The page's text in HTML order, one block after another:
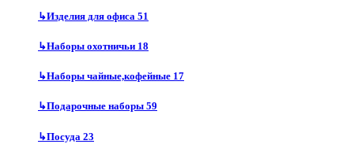
↳Изделия для офиса 51
↳Наборы охотничьи 18
↳Наборы чайные,кофейные 17
↳Подарочные наборы 59
↳Посуда 23